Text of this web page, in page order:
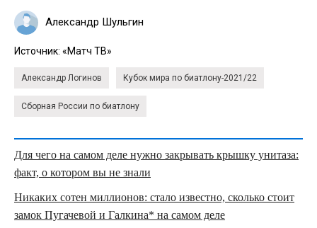
Александр Шульгин
Источник: «Матч ТВ»
Александр Логинов Кубок мира по биатлону-2021/22
Сборная России по биатлону
Для чего на самом деле нужно закрывать крышку унитаза:
факт, о котором вы не знали
Никаких сотен миллионов: стало известно, сколько стоит
замок Пугачевой и Галкина* на самом деле